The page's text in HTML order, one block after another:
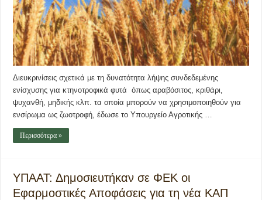
Διευκρινίσεις σχετικά με τη δυνατότητα λήψης συνδεδεμένης
ενίσχυσης για κτηνοτροφικά φυτά όπως αραβόσιτος, κριθάρι,
ψυχανθή, μηδικής κλπ. τα οποία μπορούν να χρησιμοποιηθούν για
ενσίρωμα ως ζωοτροφή, έδωσε το Υπουργείο Αγροτικής …
Περισσότερα »
ΥΠΑΑΤ: Δημοσιευτήκαν σε ΦΕΚ οι
Εφαρμοστικές Αποφάσεις για τη νέα ΚΑΠ